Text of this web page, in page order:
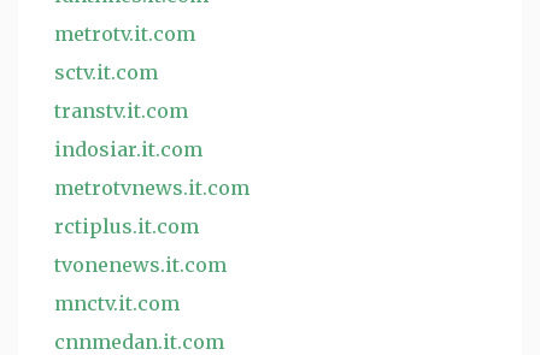
metrotv.it.com
sctv.it.com
transtv.it.com
indosiar.it.com
metrotvnews.it.com
rctiplus.it.com
tvonenews.it.com
mnctv.it.com
cnnmedan.it.com